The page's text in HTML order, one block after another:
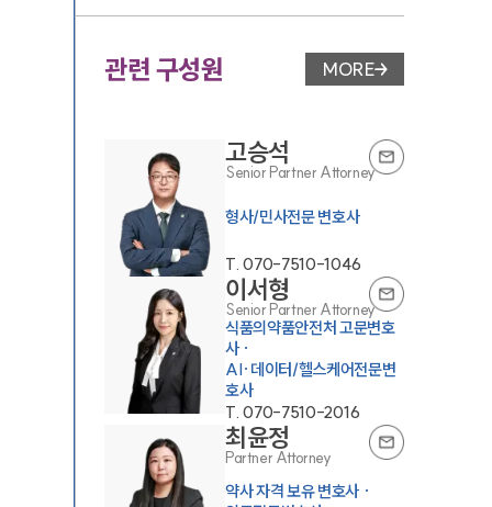
관련 구성원 변호사 페이지 이동
MORE
고승석
Senior Partner Attorney
형사/민사전문 변호사
T.070-7510-1046
이서형
Senior Partner Attorney
식품의약품안전처 고문변호
사 ·
AI·데이터/헬스케어전문변
호사
T.070-7510-2016
최윤정
Partner Attorney
약사 자격 보유 변호사 ·